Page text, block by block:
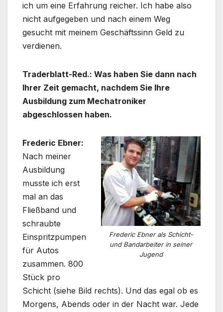
ich um eine Erfahrung reicher. Ich habe also
nicht aufgegeben und nach einem Weg
gesucht mit meinem Geschäftssinn Geld zu
verdienen.
Traderblatt-Red.: Was haben Sie dann nach
Ihrer Zeit gemacht, nachdem Sie Ihre
Ausbildung zum Mechatroniker
abgeschlossen haben.
Frederic Ebner als Schicht-
und Bandarbeiter in seiner
Jugend
Frederic Ebner:
Nach meiner
Ausbildung
musste ich erst
mal an das
Fließband und
schraubte
Einspritzpumpen
für Autos
zusammen. 800
Stück pro
Schicht (siehe Bild rechts). Und das egal ob es
Morgens, Abends oder in der Nacht war. Jede